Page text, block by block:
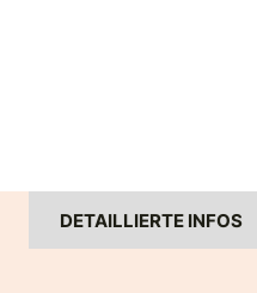
DETAILLIERTE INFOS